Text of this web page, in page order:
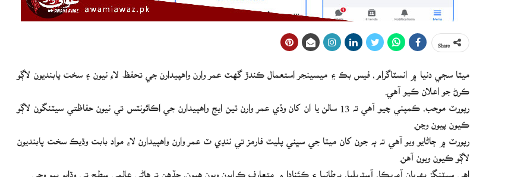
ميٽا سڄي دنيا ۾ انسٽاگرام، فيس بڪ ۽ ميسينجر استعمال ڪندڙ گهٽ عمر وارن واهپيدارن جي تحفظ لاءِ نيون ۽ سخت پابنديون لاڳو
ڪرڻ جو اعلان ڪيو آهي.
رپورٽ موجب، ڪمپني چيو آهي ته 13 سالن يا ان کان وڏي عمر وارن ٽين ايج واهپيدارن جي اڪائونٽس تي نيون حفاظتي سيٽنگون لاڳو
رپورٽ ۾ ڄاڻايو ويو آهي ته ٻه جون کان ميٽا جي سڀني پليٽ فارمز تي ننڍي ٽ عمر وارن واهپيدارن لاءِ مواد بابت وڌيڪ سخت پابنديون
لاڳو ڪيون ويون آهن.
اهي سيٽنگز پهريان آمريڪا، آسٽريليا، برطانيا ۽ ڪئناڊا ۾ متعارف ڪرايون ويون هيون، جڏهن ته هاڻي عالمي سطح تي وڌايو پيو وڃي.